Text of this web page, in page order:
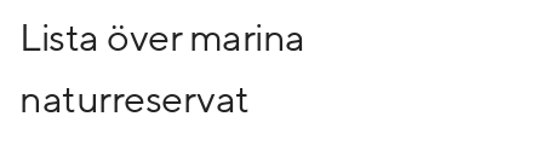
Lista över marina
naturreservat